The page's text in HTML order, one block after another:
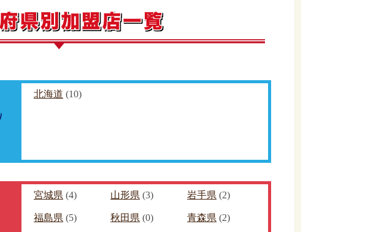
北海道 (10)
宮城県 (4) 山形県 (3) 岩手県 (2)
福島県 (5) 秋田県 (0) 青森県 (2)